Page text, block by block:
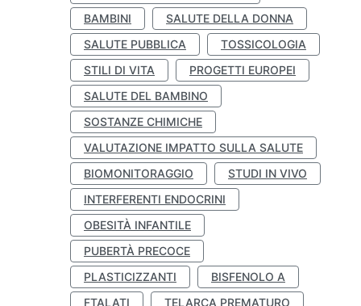
BAMBINI
SALUTE DELLA DONNA
SALUTE PUBBLICA
TOSSICOLOGIA
STILI DI VITA
PROGETTI EUROPEI
SALUTE DEL BAMBINO
SOSTANZE CHIMICHE
VALUTAZIONE IMPATTO SULLA SALUTE
BIOMONITORAGGIO
STUDI IN VIVO
INTERFERENTI ENDOCRINI
OBESITÀ INFANTILE
PUBERTÀ PRECOCE
PLASTICIZZANTI
BISFENOLO A
FTALATI
TELARCA PREMATURO